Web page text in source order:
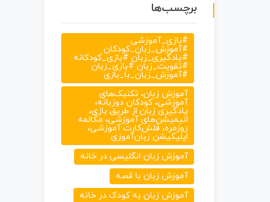
برچسب‌ها
#بازی_آموزشی
#آموزش_زبان_کودکان
#یادگیری_زبان #بازی_کودکانه
#تقویت_زبان #بازی_زبان
#آموزش_زبان_با_بازی
آموزش زبان، تکنیک‌های
آموزشی، کودکان دوزبانه،
یادگیری زبان از طریق بازی،
انیمیشن‌های آموزشی، مکالمه
روزمره، فلش‌کارت آموزشی،
اپلیکیشن زبان‌آموزی.
آموزش زبان انگلیسی در خانه
آموزش زبان با قصه
آموزش زبان به کودک در خانه